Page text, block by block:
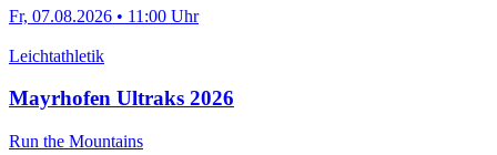
Fr, 07.08.2026 • 11:00 Uhr
Leichtathletik
Mayrhofen Ultraks 2026
Run the Mountains